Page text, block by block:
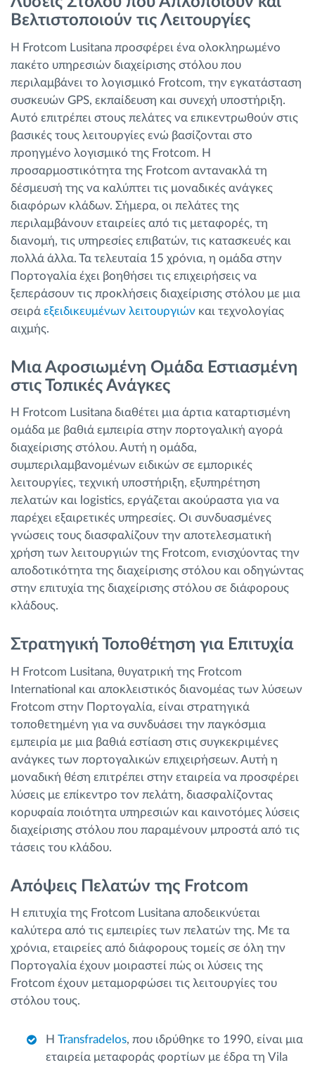
Βελτιστοποιούν τις Λειτουργίες
Η Frotcom Lusitana προσφέρει ένα ολοκληρωμένο
πακέτο υπηρεσιών διαχείρισης στόλου που
περιλαμβάνει το λογισμικό Frotcom, την εγκατάσταση
συσκευών GPS, εκπαίδευση και συνεχή υποστήριξη.
Αυτό επιτρέπει στους πελάτες να επικεντρωθούν στις
βασικές τους λειτουργίες ενώ βασίζονται στο
προηγμένο λογισμικό της Frotcom. Η
προσαρμοστικότητα της Frotcom αντανακλά τη
δέσμευσή της να καλύπτει τις μοναδικές ανάγκες
διαφόρων κλάδων. Σήμερα, οι πελάτες της
περιλαμβάνουν εταιρείες από τις μεταφορές, τη
διανομή, τις υπηρεσίες επιβατών, τις κατασκευές και
πολλά άλλα. Τα τελευταία 15 χρόνια, η ομάδα στην
Πορτογαλία έχει βοηθήσει τις επιχειρήσεις να
ξεπεράσουν τις προκλήσεις διαχείρισης στόλου με μια
σειρά εξειδικευμένων λειτουργιών και τεχνολογίας
αιχμής.
Μια Αφοσιωμένη Ομάδα Εστιασμένη
στις Τοπικές Ανάγκες
Η Frotcom Lusitana διαθέτει μια άρτια καταρτισμένη
ομάδα με βαθιά εμπειρία στην πορτογαλική αγορά
διαχείρισης στόλου. Αυτή η ομάδα,
συμπεριλαμβανομένων ειδικών σε εμπορικές
λειτουργίες, τεχνική υποστήριξη, εξυπηρέτηση
πελατών και logistics, εργάζεται ακούραστα για να
παρέχει εξαιρετικές υπηρεσίες. Οι συνδυασμένες
γνώσεις τους διασφαλίζουν την αποτελεσματική
χρήση των λειτουργιών της Frotcom, ενισχύοντας την
αποδοτικότητα της διαχείρισης στόλου και οδηγώντας
στην επιτυχία της διαχείρισης στόλου σε διάφορους
κλάδους.
Στρατηγική Τοποθέτηση για Επιτυχία
Η Frotcom Lusitana, θυγατρική της Frotcom
International και αποκλειστικός διανομέας των λύσεων
Frotcom στην Πορτογαλία, είναι στρατηγικά
τοποθετημένη για να συνδυάσει την παγκόσμια
εμπειρία με μια βαθιά εστίαση στις συγκεκριμένες
ανάγκες των πορτογαλικών επιχειρήσεων. Αυτή η
μοναδική θέση επιτρέπει στην εταιρεία να προσφέρει
λύσεις με επίκεντρο τον πελάτη, διασφαλίζοντας
κορυφαία ποιότητα υπηρεσιών και καινοτόμες λύσεις
διαχείρισης στόλου που παραμένουν μπροστά από τις
τάσεις του κλάδου.
Απόψεις Πελατών της Frotcom
Η επιτυχία της Frotcom Lusitana αποδεικνύεται
καλύτερα από τις εμπειρίες των πελατών της. Με τα
χρόνια, εταιρείες από διάφορους τομείς σε όλη την
Πορτογαλία έχουν μοιραστεί πώς οι λύσεις της
Frotcom έχουν μεταμορφώσει τις λειτουργίες του
στόλου τους.
Η Transfradelos, που ιδρύθηκε το 1990, είναι μια
εταιρεία μεταφοράς φορτίων με έδρα τη Vila